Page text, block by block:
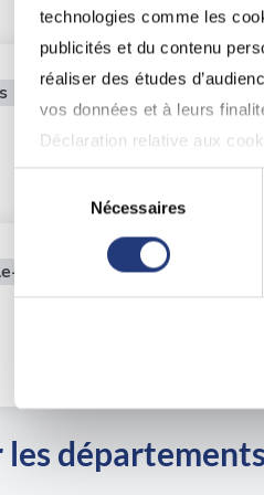
technologies comme les
publicités et du contenu
réaliser des études
vos données et à leurs
Déclaration relative aux
Si vous le permettez, nous
Collecter des
Identifier votre
digitales).
sociaux et d'analyser notre
consentement
Nécessaires
Pont
les